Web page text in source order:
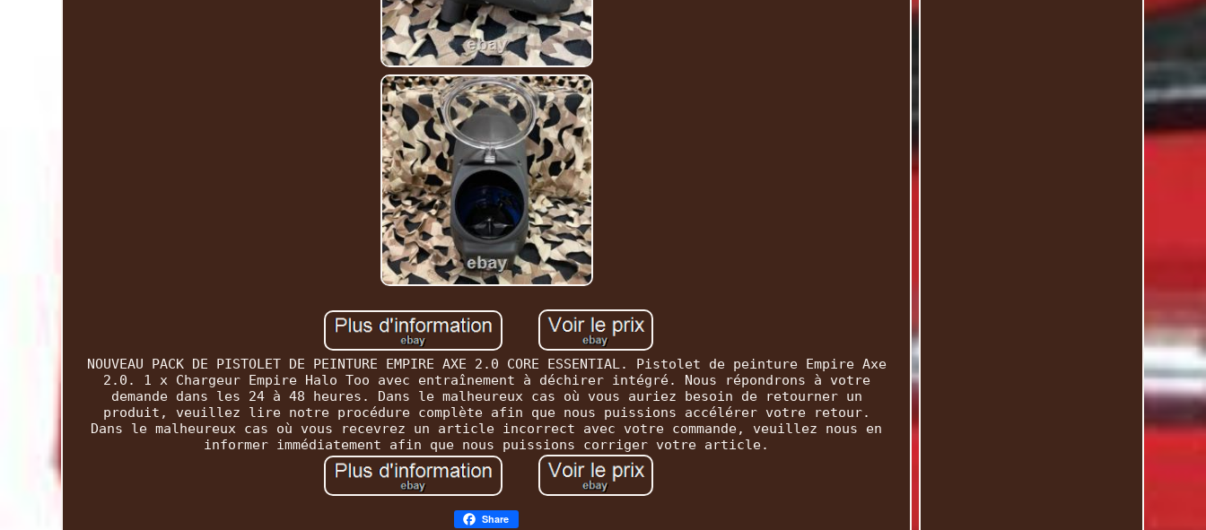
NOUVEAU PACK DE PISTOLET DE PEINTURE EMPIRE AXE 2.0 CORE ESSENTIAL. Pistolet de peinture Empire Axe
2.0. 1 x Chargeur Empire Halo Too avec entraînement à déchirer intégré. Nous répondrons à votre
demande dans les 24 à 48 heures. Dans le malheureux cas où vous auriez besoin de retourner un
produit, veuillez lire notre procédure complète afin que nous puissions accélérer votre retour.
Dans le malheureux cas où vous recevrez un article incorrect avec votre commande, veuillez nous en
informer immédiatement afin que nous puissions corriger votre article.
Share